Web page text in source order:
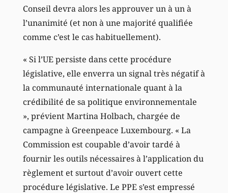
Conseil devra alors les approuver un à un à
l’unanimité (et non à une majorité qualifiée
comme c’est le cas habituellement).
« Si l’UE persiste dans cette procédure
législative, elle enverra un signal très négatif à
la communauté internationale quant à la
crédibilité de sa politique environnementale
», prévient Martina Holbach, chargée de
campagne à Greenpeace Luxembourg. « La
Commission est coupable d’avoir tardé à
fournir les outils nécessaires à l’application du
règlement et surtout d’avoir ouvert cette
procédure législative. Le PPE s’est empressé